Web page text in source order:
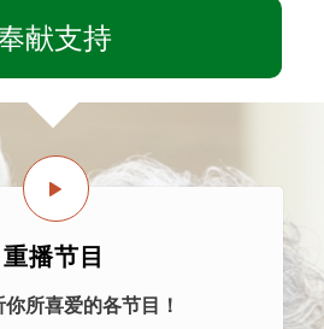
献支持
重播节目
所喜爱的各节目！